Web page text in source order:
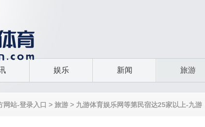
娱乐 新闻 旅游
网站-登录入口 > 旅游 > 九游体育娱乐网等第民宿达25家以上-九